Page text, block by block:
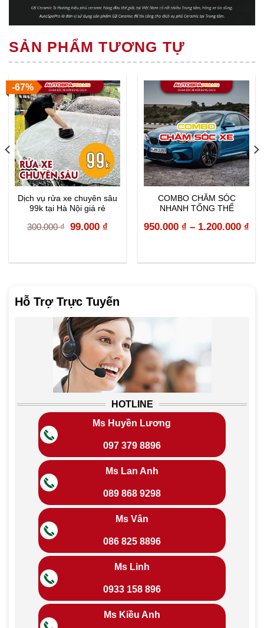
Hỗ Trợ Trực Tuyến
HOTLINE
Ms Huyền Lương
097 379 8896
Ms Lan Anh
089 868 9298
Ms Vân
086 825 8896
Ms Linh
0933 158 896
Ms Kiều Anh
SẢN PHẨM TƯƠNG TỰ
-67%
Dịch vụ rửa xe chuyên sâu
99k tại Hà Nội giá rẻ
300.000₫ Original
99.000 ₫
COMBO CHĂM SÓC
NHANH TỔNG THỂ
950.000 ₫ – 1.200.000 ₫